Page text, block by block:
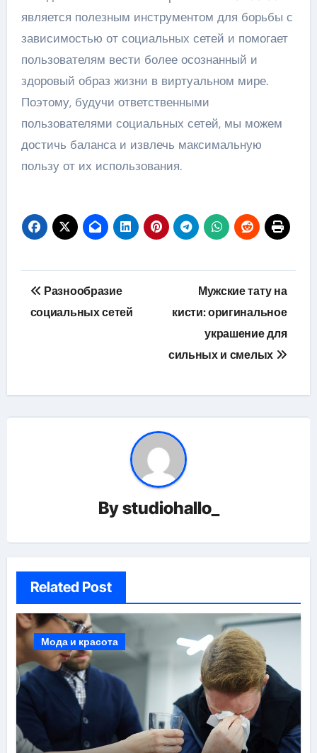
является полезным инструментом для борьбы с
зависимостью от социальных сетей и помогает
пользователям вести более осознанный и
здоровый образ жизни в виртуальном мире.
Поэтому, будучи ответственными
пользователями социальных сетей, мы можем
достичь баланса и извлечь максимальную
пользу от их использования.
Навигация
по
Разнообразие
социальных сетей
Мужские тату на
кисти: оригинальное
украшение для
сильных и смелых
Bystudiohallo_
Related Post
Мода и красота